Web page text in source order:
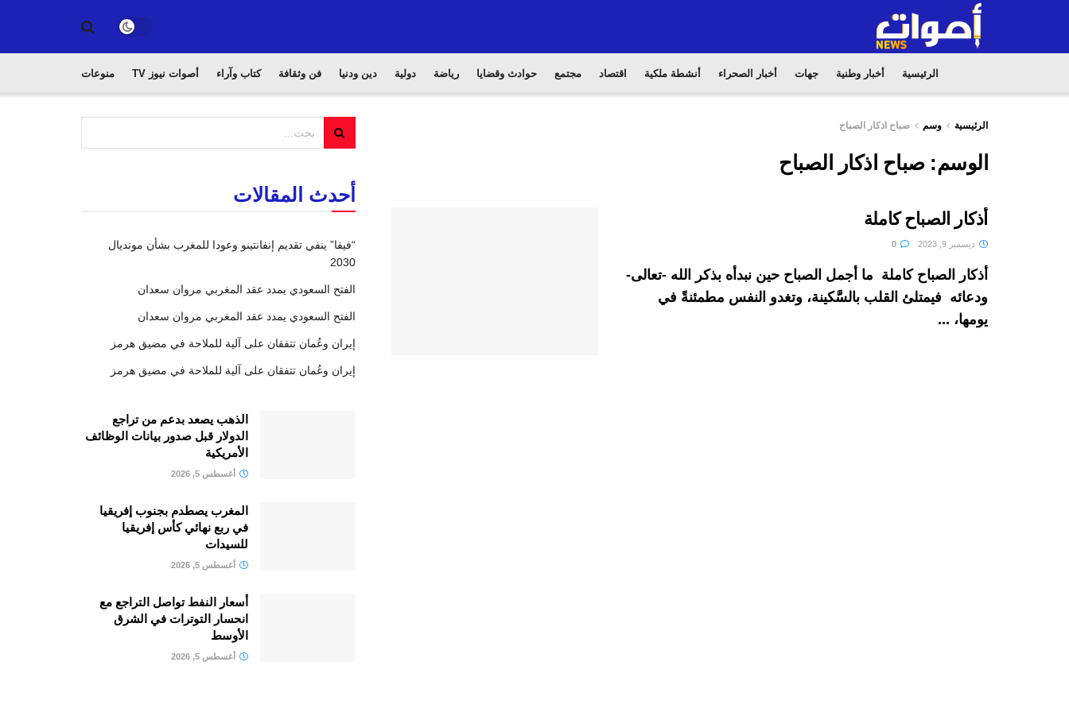
الرئيسية أخبار وطنية جهات أخبار الصحراء أنشطة ملكية اقتصاد مجتمع حوادث وقضايا رياضة دولية دين ودنيا فن وثقافة كتاب وآراء أصوات نيوز TV منوعات
الرئيسية وسم صباح اذكار الصباح
الوسم:صباح اذكار الصباح
أذكار الصباح كاملة
ديسمبر 9, 2023
أذكار الصباح كاملة ما أجمل الصباح حين نبدأه بذكر الله -تعالى-
ودعائه فيمتلئ القلب بالسَّكينة، وتغدو النفس مطمئنةً في
يومها، ...
أحدث المقالات
“فيفا” ينفي تقديم إنفانتينو وعودا للمغرب بشأن مونديال
2030
الفتح السعودي يمدد عقد المغربي مروان سعدان
الفتح السعودي يمدد عقد المغربي مروان سعدان
إيران وعُمان تتفقان على آلية للملاحة في مضيق هرمز
إيران وعُمان تتفقان على آلية للملاحة في مضيق هرمز
الذهب يصعد بدعم من تراجع
الدولار قبل صدور بيانات الوظائف
الأمريكية
أغسطس 5, 2026
المغرب يصطدم بجنوب إفريقيا
في ربع نهائي كأس إفريقيا
للسيدات
أغسطس 5, 2026
أسعار النفط تواصل التراجع مع
انحسار التوترات في الشرق
الأوسط
أغسطس 5, 2026